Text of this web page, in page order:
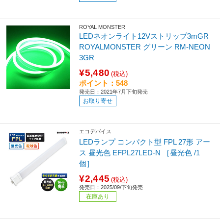
ROYAL MONSTER
LEDネオンライト12Vストリップ3mGR
ROYALMONSTER グリーン RM-NEON
3GR
¥5,480 (税込)
ポイント：548
発売日：2021年7月下旬発売
お取り寄せ
エコデバイス
LEDランプ コンパクト型 FPL 27形 アー
ス 昼光色 EFPL27LED-N ［昼光色 /1
個］
¥2,445 (税込)
発売日：2025/09/下旬発売
在庫あり